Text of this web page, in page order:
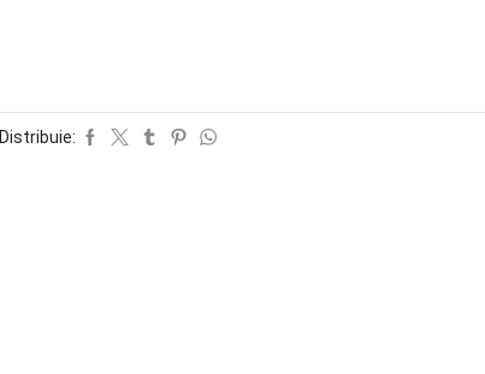
Distribuie: